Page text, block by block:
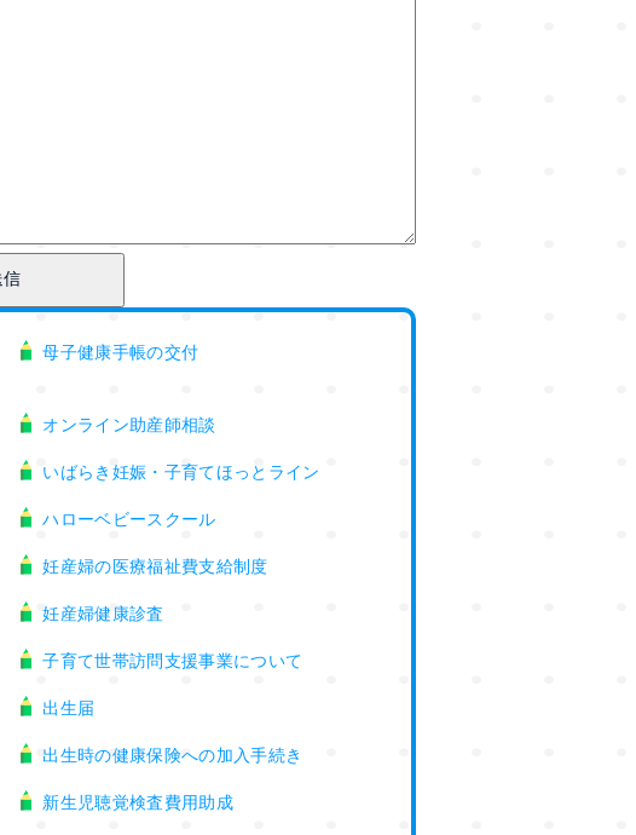
母子健康手帳の交付
オンライン助産師相談
いばらき妊娠・子育てほっとライン
ハローベビースクール
妊産婦の医療福祉費支給制度
妊産婦健康診査
子育て世帯訪問支援事業について
出生届
出生時の健康保険への加入手続き
新生児聴覚検査費用助成